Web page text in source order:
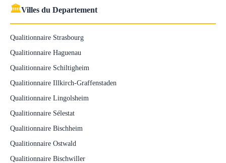
🏛Villes du Departement
Qualitionnaire Strasbourg
Qualitionnaire Haguenau
Qualitionnaire Schiltigheim
Qualitionnaire Illkirch-Graffenstaden
Qualitionnaire Lingolsheim
Qualitionnaire Sélestat
Qualitionnaire Bischheim
Qualitionnaire Ostwald
Qualitionnaire Bischwiller